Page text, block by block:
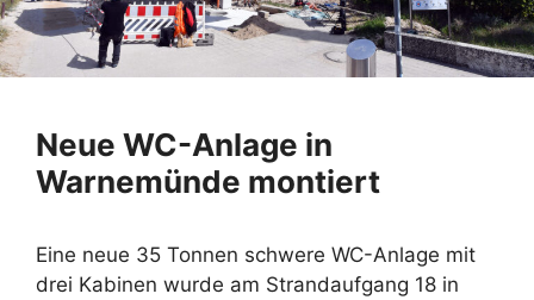
Neue WC-Anlage in
Warnemünde montiert
Eine neue 35 Tonnen schwere WC-Anlage mit
drei Kabinen wurde am Strandaufgang 18 in